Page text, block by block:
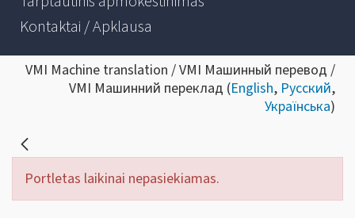
Kontaktai / Apklausa
VMI Machine translation / VMI Машинный перевод /
VMI Машинний переклад (English, Русский,
Українська)
Portletas laikinai nepasiekiamas.